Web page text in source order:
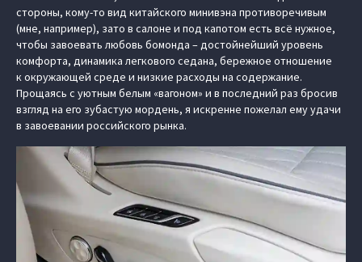
стороны, кому-то вид китайского минивэна противоречивым
(мне, например), зато в салоне и под капотом есть всё нужное,
чтобы завоевать любовь бомонда – достойнейший уровень
комфорта, динамика легкового седана, бережное отношение
к окружающей среде и низкие расходы на содержание.
Прощаясь с уютным белым «вагоном» и в последний раз бросив
взгляд на его зубастую мордень, я искренне пожелал ему удачи
в завоевании российского рынка.